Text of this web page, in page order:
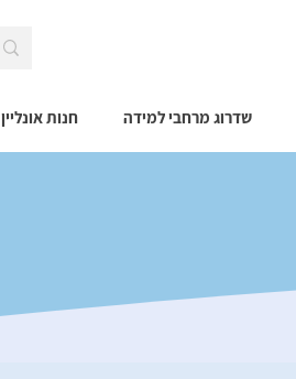
שדרוג מרחבי למידה חנות אונליין